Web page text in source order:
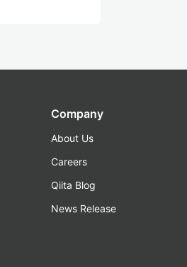
Company
About Us
Careers
Qiita Blog
News Release